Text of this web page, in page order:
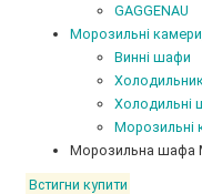
GAGGENAU
Морозильні
Винні шафи
Холодильні
Морозильні
Морозильна шафа
Встигни купити